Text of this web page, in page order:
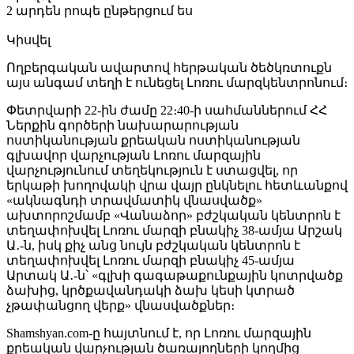
2 արդեն րոպե ընթերցում ես
Կիսվել
Ողբերգական ավարտով հերթական ծեծկռտուքն
այս անգամ տեղի է ունեցել Լոռու մարզկենտրոնում։
Փետրվարի 22-ին ժամը 22։40-ի սահմաններում ՀՀ
Ներքին գործերի նախարարության
ոստիկանության քրեական ոստիկանության
գլխավոր վարչության Լոռու մարզային
վարչությունում տեղեկություն է ստացվել, որ
երկաթի խողովակի վրա վայր ընկնելու հետևանքով
«ակնագնդի տրավմատիկ վնասվածք»
ախտորոշմամբ «Վանաձոր» բժշկական կենտրոն է
տեղափոխվել Լոռու մարզի բնակիչ 38-ամյա Արշակ
Ա․-ն, իսկ քիչ անց նույն բժշկական կենտրոն է
տեղափոխվել Լոռու մարզի բնակիչ 45-ամյա
Արտակ Ա․-ն՝ «գլխի գագաթաքունքային կոտրվածք
ձախից, կրծքավանդակի ձախ կեսի կտրած
չթափանցող վերք» վնասվածքներ։
Shamshyan.com-ը հայտնում է, որ Լոռու մարզային
քրեական վարչության ծառայողների կողմից